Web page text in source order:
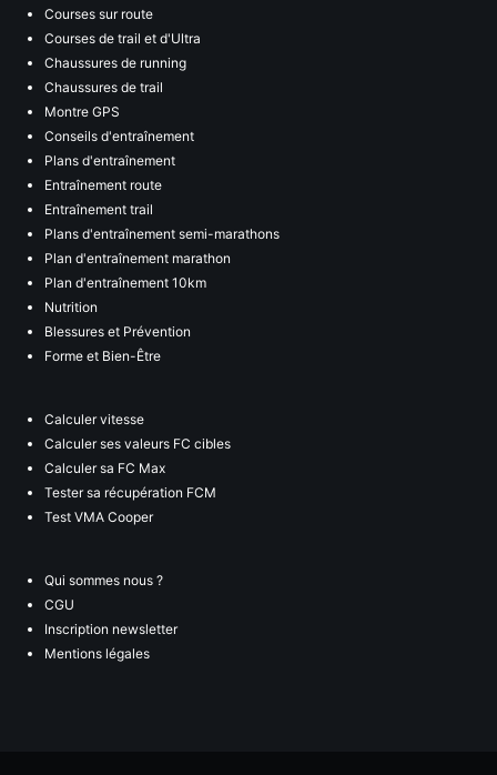
Courses sur route
Courses de trail et d'Ultra
Chaussures de running
Chaussures de trail
Montre GPS
Conseils d'entraînement
Plans d'entraînement
Entraînement route
Entraînement trail
Plans d'entraînement semi-marathons
Plan d'entraînement marathon
Plan d'entraînement 10km
Nutrition
Blessures et Prévention
Forme et Bien-Être
Calculer vitesse
Calculer ses valeurs FC cibles
Calculer sa FC Max
Tester sa récupération FCM
Test VMA Cooper
Qui sommes nous ?
CGU
Inscription newsletter
Mentions légales